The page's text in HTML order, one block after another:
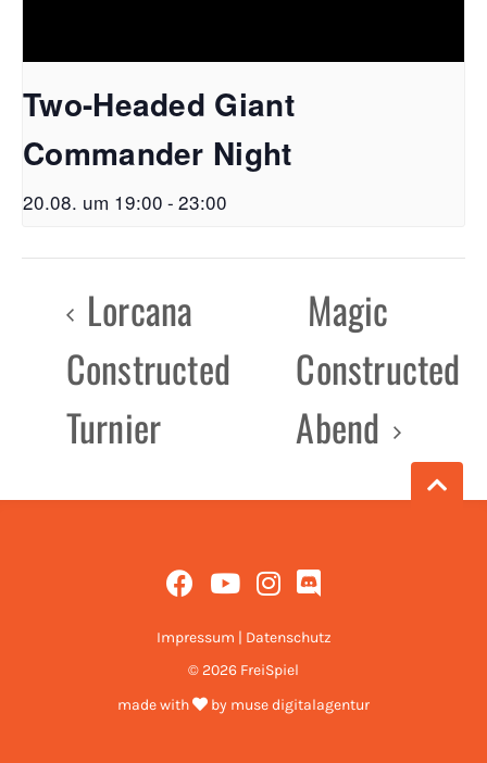
Two-Headed Giant
Commander Night
20.08. um 19:00 - 23:00
Lorcana
Constructed
Turnier
Magic
Constructed
Abend
Impressum | Datenschutz
© 2026 FreiSpiel
made with
by muse digitalagentur